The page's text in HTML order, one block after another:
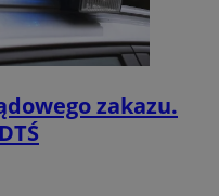
zakazu.